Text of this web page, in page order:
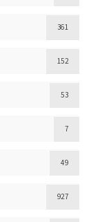
361
152
53
7
49
927